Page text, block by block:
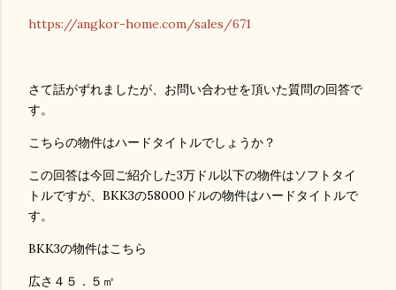
https://angkor-home.com/sales/671
さて話がずれましたが、お問い合わせを頂いた質問の回答で
す。
こちらの物件はハードタイトルでしょうか？
この回答は今回ご紹介した3万ドル以下の物件はソフトタイ
トルですが、BKK3の58000ドルの物件はハードタイトルで
す。
BKK3の物件はこちら
広さ４５．５㎡